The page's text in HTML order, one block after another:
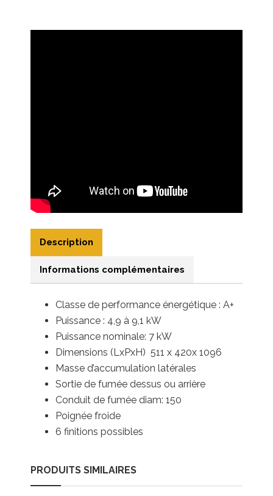
Description
Informations complémentaires
Classe de performance énergétique : A+
Puissance : 4,9 à 9,1 kW
Puissance nominale: 7 kW
Dimensions (LxPxH) 511 x 420x 1096
Masse d’accumulation latérales
Sortie de fumée dessus ou arrière
Conduit de fumée diam: 150
Poignée froide
6 finitions possibles
PRODUITS SIMILAIRES